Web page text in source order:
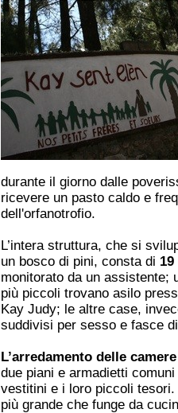
durante il giorno dalle
ricevere un pasto caldo e
dell'orfanotrofio.
L’intera struttura, che si
un bosco di pini, consta di
monitorato da un assistente;
più piccoli trovano asilo
Kay Judy; le altre case,
suddivisi per sesso e fasce
L’arredamento delle
due piani e armadietti
vestitini e i loro piccoli
più grande che funge da